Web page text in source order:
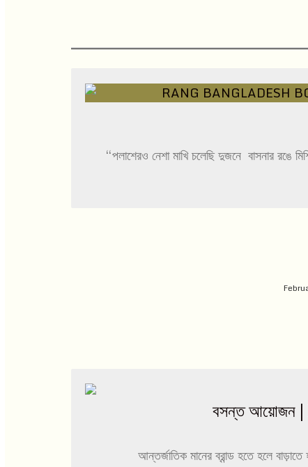
“পলাশেরও নেশা মাখি চলেছি দুজনে বাসনার
বসন্ত আয়োজন
আন্তর্জাতিক মানের ব্রান্ড হতে হলে